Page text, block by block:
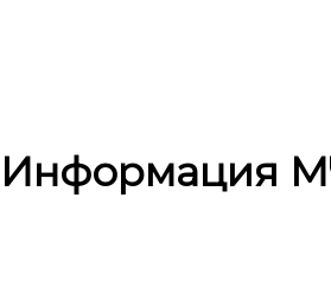
Информация